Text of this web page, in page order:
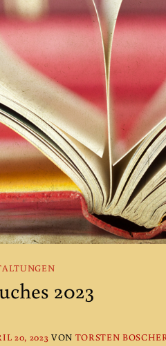
2023
20, 2023 VON TORSTEN